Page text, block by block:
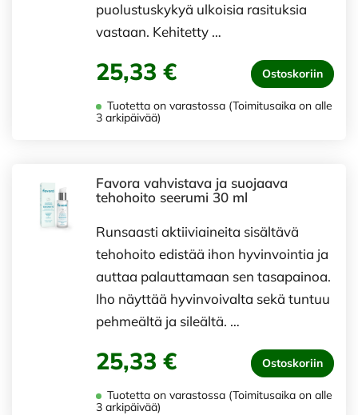
puolustuskykyä ulkoisia rasituksia
vastaan. Kehitetty …
25,33 € Ostoskoriin
Tuotetta on varastossa (Toimitusaika on alle
3 arkipäivää)
Favora vahvistava ja suojaava
tehohoito seerumi 30 ml
Runsaasti aktiiviaineita sisältävä
tehohoito edistää ihon hyvinvointia ja
auttaa palauttamaan sen tasapainoa.
Iho näyttää hyvinvoivalta sekä tuntuu
pehmeältä ja sileältä. …
25,33 € Ostoskoriin
Tuotetta on varastossa (Toimitusaika on alle
3 arkipäivää)